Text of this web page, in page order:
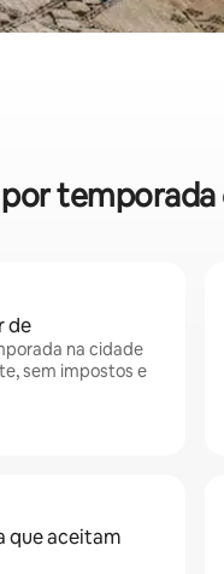
de
na cidade
sem impostos e
que aceitam